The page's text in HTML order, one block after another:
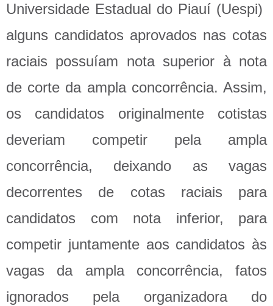
Universidade Estadual do Piauí (Uespi)
alguns candidatos aprovados nas cotas
raciais possuíam nota superior à nota
de corte da ampla concorrência. Assim,
os candidatos originalmente cotistas
deveriam competir pela ampla
concorrência, deixando as vagas
decorrentes de cotas raciais para
candidatos com nota inferior, para
competir juntamente aos candidatos às
vagas da ampla concorrência, fatos
ignorados pela organizadora do